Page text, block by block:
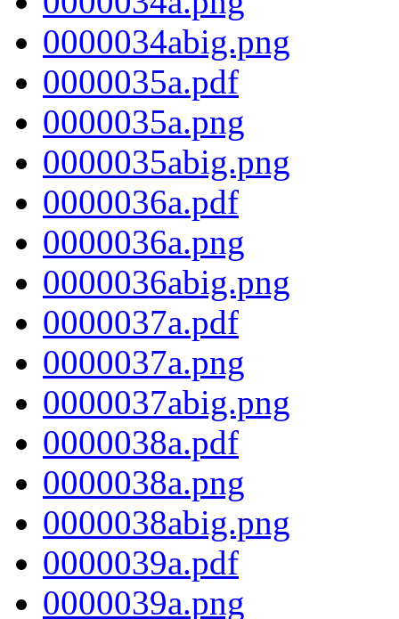
0000034abig.png
0000035a.pdf
0000035a.png
0000035abig.png
0000036a.pdf
0000036a.png
0000036abig.png
0000037a.pdf
0000037a.png
0000037abig.png
0000038a.pdf
0000038a.png
0000038abig.png
0000039a.pdf
0000039a.png